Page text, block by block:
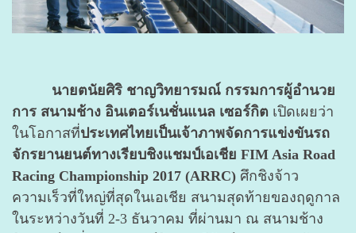
นายตนัยศิริ ชาญวิทยารมณ์ กรรมการผู้อำนวย
การ สนามช้าง อินเตอร์เนชั่นแนล เซอร์กิต เปิดเผยว่า
ในโอกาสที่ประเทศไทยเป็นเจ้าภาพจัดการแข่งขันรถ
จักรยานยนต์ทางเรียบชิงแชมป์เอเชีย FIM Asia Road
Racing Championship 2017 (ARRC) ศึกชิงจ้าว
ความเร็วที่ใหญ่ที่สุดในเอเชีย สนามสุดท้ายของฤดูกาล
ในระหว่างวันที่ 2-3 ธันวาคม ที่ผ่านมา ณ สนามช้าง